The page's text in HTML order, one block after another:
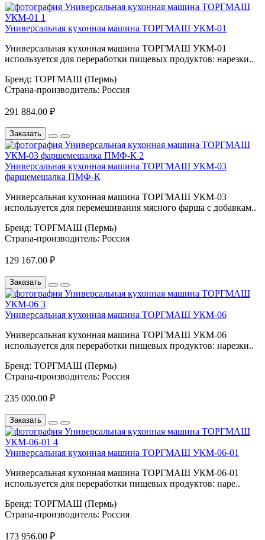
Универсальная кухонная машина ТОРГМАШ УКМ-01
Универсальная кухонная машина ТОРГМАШ УКМ-01
используется для переработки пищевых продуктов: нарезки..
Бренд: ТОРГМАШ (Пермь)
Страна-производитель: Россия
291 884.00 ₽
Заказать
Универсальная кухонная машина ТОРГМАШ УКМ-03
фаршемешалка ПМФ-К
Универсальная кухонная машина ТОРГМАШ УКМ-03
используется для перемешивания мясного фарша с добавкам..
Бренд: ТОРГМАШ (Пермь)
Страна-производитель: Россия
129 167.00 ₽
Заказать
Универсальная кухонная машина ТОРГМАШ УКМ-06
Универсальная кухонная машина ТОРГМАШ УКМ-06
используется для переработки пищевых продуктов: нарезки..
Бренд: ТОРГМАШ (Пермь)
Страна-производитель: Россия
235 000.00 ₽
Заказать
Универсальная кухонная машина ТОРГМАШ УКМ-06-01
Универсальная кухонная машина ТОРГМАШ УКМ-06-01
используется для переработки пищевых продуктов: наре..
Бренд: ТОРГМАШ (Пермь)
Страна-производитель: Россия
173 956.00 ₽